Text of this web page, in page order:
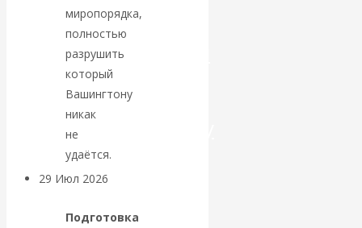
интеллект —
революционный
переход к
посткапитализму
29 Июл 2026
миропорядка,
полностью
разрушить
который
Вашингтону
никак
не
удаётся.
Подготовка